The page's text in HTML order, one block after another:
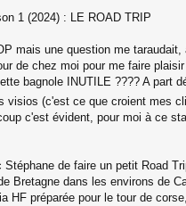
1 (2024) : LE ROAD TRIP
mais une question me
de chez moi pour me faire
bagnole INUTILE ???? A part
visios (c'est ce que croient mes
c'est évident, pour moi à ce
Stéphane de faire un petit Road
Bretagne dans les environs de
HF préparée pour le tour de